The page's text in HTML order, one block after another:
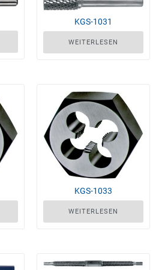
KGS-1031
WEITERLESEN
KGS-1033
WEITERLESEN